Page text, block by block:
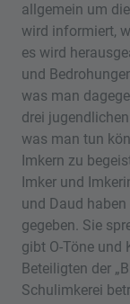
allgemein um
wird informiert,
es wird
und
was man
drei
was man tun
Imkern zu
Imker und
und Daud
gegeben. Sie
gibt O-Töne und
Beteiligten der
Schulimkerei